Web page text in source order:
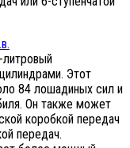
литровый
Этот
84 лошадиных сил и
Он также может
коробкой передач
передач.